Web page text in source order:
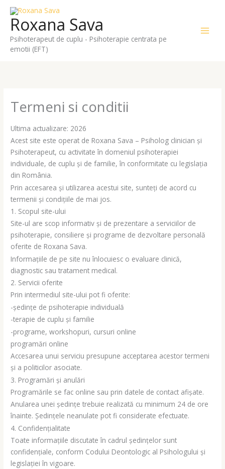
Skip
contentRoxana Sava
Psihoterapeut de cuplu - Psihoterapie centrata pe
emotii (EFT)
Termeni si conditii
Ultima actualizare: 2026
Acest site este operat de Roxana Sava – Psiholog clinician și
Psihoterapeut, cu activitate în domeniul psihoterapiei
individuale, de cuplu și de familie, în conformitate cu legislația
din România.
Prin accesarea și utilizarea acestui site, sunteți de acord cu
termenii și condițiile de mai jos.
1. Scopul site-ului
Site-ul are scop informativ și de prezentare a serviciilor de
psihoterapie, consiliere și programe de dezvoltare personală
oferite de Roxana Sava.
Informațiile de pe site nu înlocuiesc o evaluare clinică,
diagnostic sau tratament medical.
2. Servicii oferite
Prin intermediul site-ului pot fi oferite:
-ședințe de psihoterapie individuală
-terapie de cuplu și familie
-programe, workshopuri, cursuri online
programări online
Accesarea unui serviciu presupune acceptarea acestor termeni
și a politicilor asociate.
3. Programări și anulări
Programările se fac online sau prin datele de contact afișate.
Anularea unei ședințe trebuie realizată cu minimum 24 de ore
înainte. Ședințele neanulate pot fi considerate efectuate.
4. Confidențialitate
Toate informațiile discutate în cadrul ședințelor sunt
confidențiale, conform Codului Deontologic al Psihologului și
legislației în vigoare.